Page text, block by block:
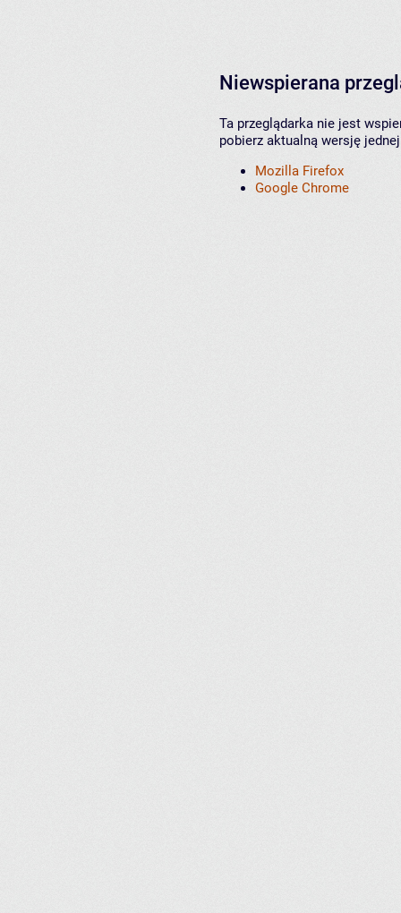
Niewspierana
Ta przeglądarka nie jest
pobierz aktualną wersję
Mozilla Firefox
Google Chrome